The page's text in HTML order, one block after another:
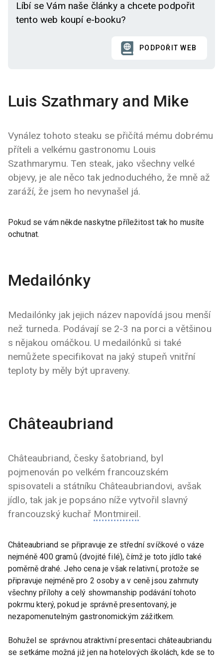
Líbí se Vám naše články a chcete podpořit
tento web koupí e-booku?
PODPOŘIT WEB
Luis Szathmary and Mike
Vynález tohoto steaku se přičítá mému dobrému
příteli a velkému gastronomu Louis
Szathmarymu. Ten steak, jako všechny velké
objevy, je ale něco tak jednoduchého, že mně až
zaráží, že jsem ho nevynašel já.
Pokud se vám někde naskytne příležitost tak ho musíte
ochutnat.
Medailónky
Medailónky jak jejich název napovídá jsou menší
než turneda. Podávají se 2-3 na porci a většinou
s nějakou omáčkou. U medailónků si také
nemůžete specifikovat na jaký stupeň vnitřní
teploty by měly být upraveny.
Châteaubriand
Châteaubriand, česky šatobriand, byl
pojmenován po velkém francouzském
spisovateli a státníku Châteaubriandovi, avšak
jídlo, tak jak je popsáno níže vytvořil slavný
francouzský kuchař Montmireil.
Châteaubriand se připravuje ze střední svíčkové o váze
nejméně 400 gramů (dvojité filé), čímž je toto jídlo také
poměrně drahé. Jeho cena je však relativní, protože se
připravuje nejméně pro 2 osoby a v ceně jsou zahrnuty
všechny přílohy a celý showmanship podávání tohoto
pokrmu který, pokud je správně presentovaný, je
nezapomenutelným gastronomickým zážitkem.
Bohužel se správnou atraktivní presentaci châteaubriandu
se setkáme možná již jen na hotelových školách, kde se to